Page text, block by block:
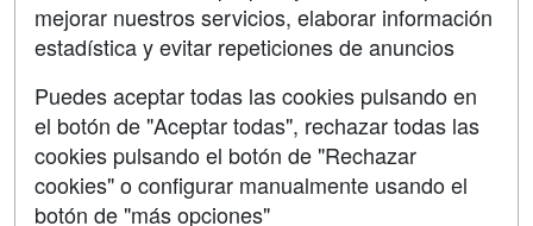
mejorar nuestros servicios, elaborar información
estadística y evitar repeticiones de anuncios
Puedes aceptar todas las cookies pulsando en
el botón de "Aceptar todas", rechazar todas las
cookies pulsando el botón de "Rechazar
cookies" o configurar manualmente usando el
botón de "más opciones"